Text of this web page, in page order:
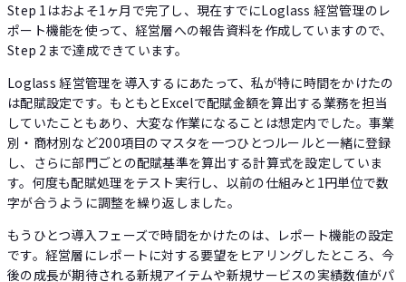
Step 1はおよそ1ヶ月で完了し、現在すでにLoglass 経営管理のレ
ポート機能を使って、経営層への報告資料を作成していますので、
Step 2まで達成できています。
Loglass 経営管理を導入するにあたって、私が特に時間をかけたの
は配賦設定です。もともとExcelで配賦金額を算出する業務を担当
していたこともあり、大変な作業になることは想定内でした。事業
別・商材別など200項目のマスタを一つひとつルールと一緒に登録
し、さらに部門ごとの配賦基準を算出する計算式を設定していま
す。何度も配賦処理をテスト実行し、以前の仕組みと1円単位で数
字が合うように調整を繰り返しました。
もうひとつ導入フェーズで時間をかけたのは、レポート機能の設定
です。経営層にレポートに対する要望をヒアリングしたところ、今
後の成長が期待される新規アイテムや新規サービスの実績数値がパ